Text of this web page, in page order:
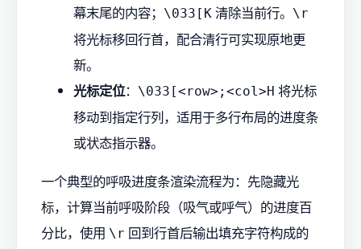
幕末尾的内容； \033[K 清除当前行。 \r
将光标移回行首，配合清行可实现原地更
新。
光标定位： \033[<row>;<col>H 将光标
移动到指定行列，适用于多行布局的进度条
或状态指示器。
一个典型的呼吸进度条渲染流程为：先隐藏光
标，计算当前呼吸阶段（吸气或呼气）的进度百
分比，使用 \r 回到行首后输出填充字符构成的